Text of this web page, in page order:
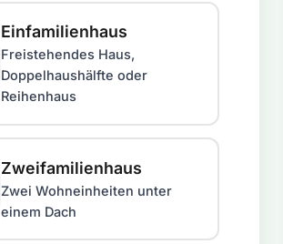
Einfamilienhaus
Freistehendes Haus,
Doppelhaushälfte oder
Reihenhaus
Zweifamilienhaus
Zwei Wohneinheiten unter
einem Dach